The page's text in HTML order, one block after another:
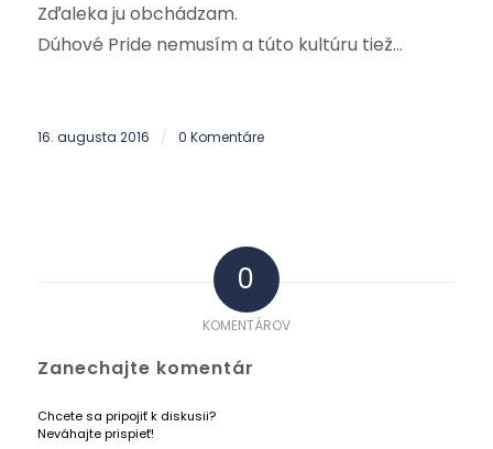
Zďaleka ju obchádzam.
Dúhové Pride nemusím a túto kultúru tiež…
16. augusta 2016 / 0 Komentáre
0
KOMENTÁROV
Zanechajte komentár
Chcete sa pripojiť k diskusii?
Neváhajte prispieť!